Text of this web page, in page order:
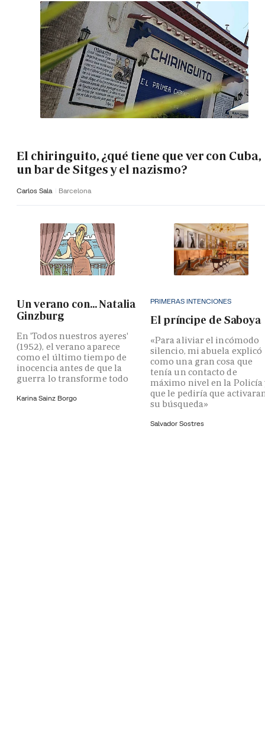
El chiringuito, ¿qué tiene que ver con Cuba,
un bar de Sitges y el nazismo?
Carlos Sala Barcelona
Un verano con... Natalia
Ginzburg
En 'Todos nuestros ayeres'
(1952), el verano aparece
como el último tiempo de
inocencia antes de que la
guerra lo transforme todo
Karina Sainz Borgo
PRIMERAS INTENCIONES
El príncipe de Saboya
«Para aliviar el incómodo
silencio, mi abuela explicó
como una gran cosa que
tenía un contacto de
máximo nivel en la Policía
que le pediría que
su búsqueda»
Salvador Sostres